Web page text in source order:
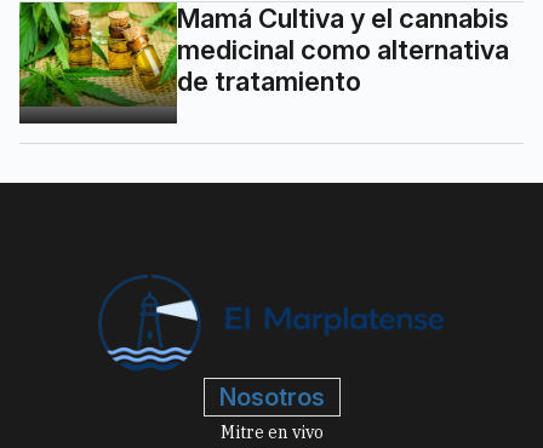
Mamá Cultiva y el cannabis
medicinal como alternativa
de tratamiento
Nosotros
Mitre en vivo